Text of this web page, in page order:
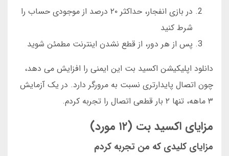
در بازی انفجار، حداکثر ۲۰ درصد از موجودی حساب را
شرط کنید
پس از هر دور، از قطع نشدن اینترنت مطمئن شوید
دانلود اپلیکیشن اکسید بت این ایمنی را افزایش می دهد،
چون اتصال پایدارتری نسبت به مرورگر دارد. در یک آزمایش
۳ ماهه، تنها ۲ بار قطعی اتصال را تجربه کردم.
مزایای اکسید بت (۱۲ مورد)
مزایای کلیدی که من تجربه کردم